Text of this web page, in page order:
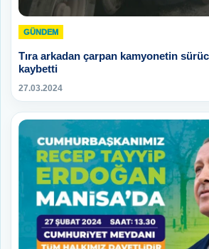
GÜNDEM
Tıra arkadan çarpan kamyonetin
kaybetti
27.03.2024